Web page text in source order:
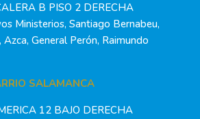
B PISO 2 DERECHA
Ministerios, Santiago Bernabeu,
General Perón, Raimundo
SALAMANCA
12 BAJO DERECHA